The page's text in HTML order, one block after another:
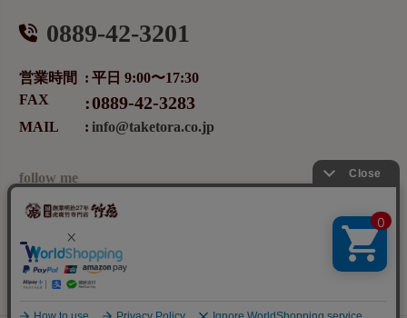
0889-42-3201
営業時間
平日 9:00〜17:30
FAX
0889-42-3283
MAIL info@taketora.co.jp
follow me
メールマガジンの登録